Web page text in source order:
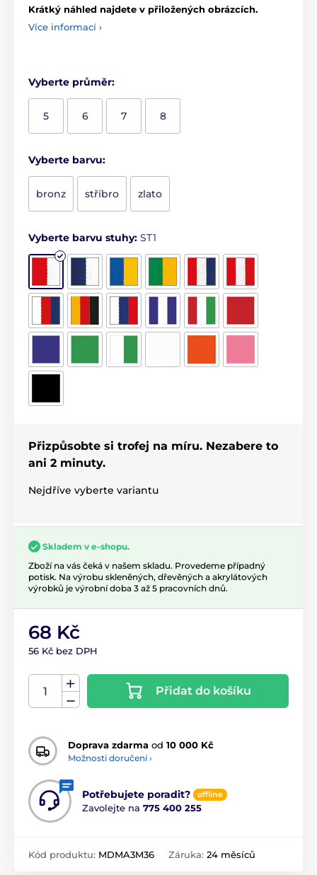
Krátký náhled najdete v přiložených obrázcích.
Více informací ›
Vyberte průměr:
5 6 7 8
Vyberte barvu:
bronz stříbro zlato
Vyberte barvu stuhy: ST1
Přizpůsobte si trofej na míru. Nezabere to
ani 2 minuty.
Nejdříve vyberte variantu
Skladem v e-shopu.
Zboží na vás čeká v našem skladu. Provedeme případný
potisk. Na výrobu skleněných, dřevěných a akrylátových
výrobků je výrobní doba 3 až 5 pracovních dnů.
68 Kč
56 Kč bez DPH
Přidat do košíku
Doprava zdarma od 10 000 Kč
Možnosti doručení ›
Potřebujete poradit? offline
Zavolejte na 775 400 255
Kód produktu: MDMA3M36 Záruka: 24 měsíců